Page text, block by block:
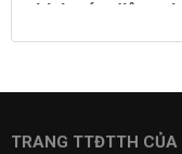
Lịch cúp điện
Lãi suất tiết kiệm
Lãi suất ngân
TRANG TTĐTTH CỦA